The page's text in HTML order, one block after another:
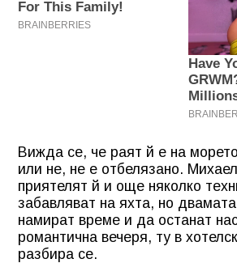
Вижда се, че раят й е на
или не, не е отбелязано.
приятелят й и още няколко
забавляват на яхта, но
намират време и да останат
романтична вечеря, ту в
разбира се.